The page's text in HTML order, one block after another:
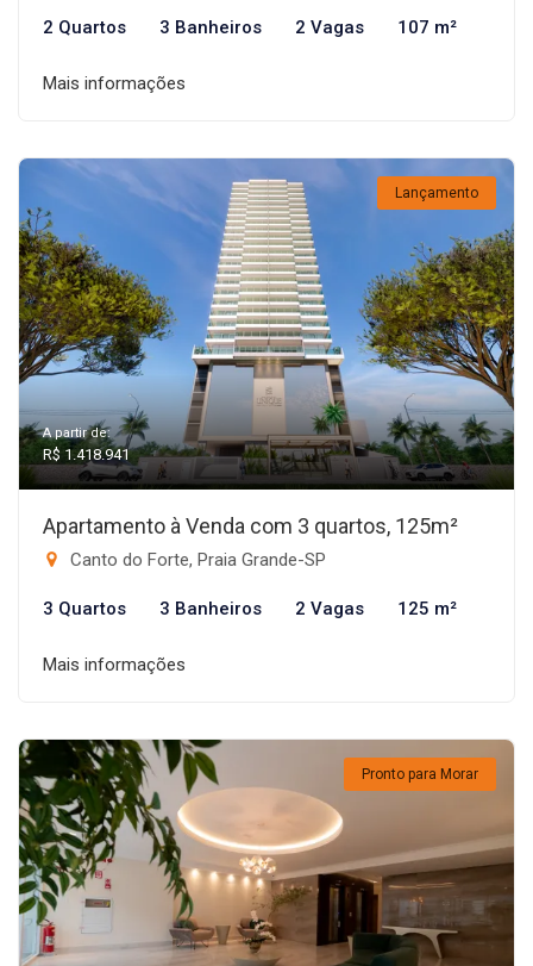
2 Quartos 3 Banheiros 2 Vagas 107 m²
Mais informações
Lançamento
A partir de:
R$ 1.418.941
Apartamento à Venda com 3 quartos, 125m²
Canto do Forte, Praia Grande-SP
3 Quartos 3 Banheiros 2 Vagas 125 m²
Mais informações
Pronto para Morar